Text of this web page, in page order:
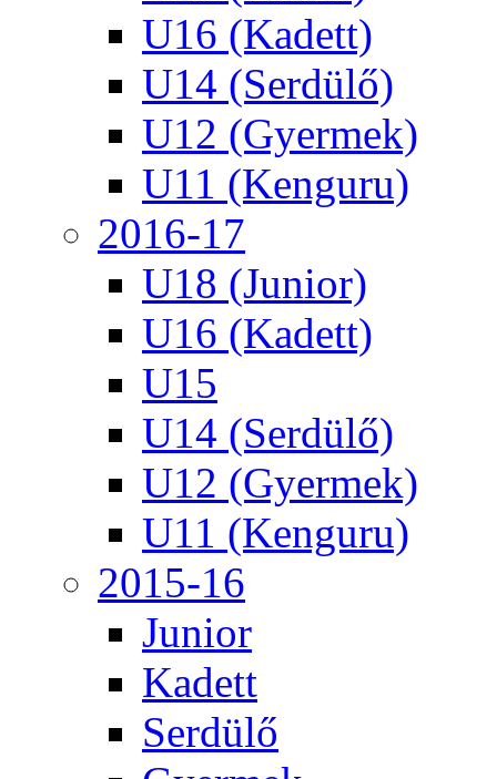
U16 (Kadett)
U14 (Serdülő)
U12 (Gyermek)
U11 (Kenguru)
2016-17
U18 (Junior)
U16 (Kadett)
U15
U14 (Serdülő)
U12 (Gyermek)
U11 (Kenguru)
2015-16
Junior
Kadett
Serdülő